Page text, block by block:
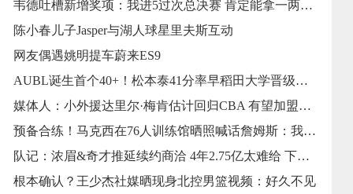
韦德吐槽新增奖项：我进5过次总决赛 肯定能拿一两个东决MVP
陈小春儿子Jasper与湖人球星里夫斯互动
网友偶遇姚明提车蔚来ES9
AUBL诞生首个40+！松本泰41分率早稻田大学晋级四强！
媒体人：小外援达里尔·梅肯估计回归CBA 有望加盟福建男篮
预备合练！马克西在76人训练馆晒照喊话詹姆斯：我比你们来得早
队记：浓眉&奇才推延续约商洽 4年2.75亿太难给 下一年截止日成要害
根本确认？王少杰社媒晒现身北控男篮视频：好久不见